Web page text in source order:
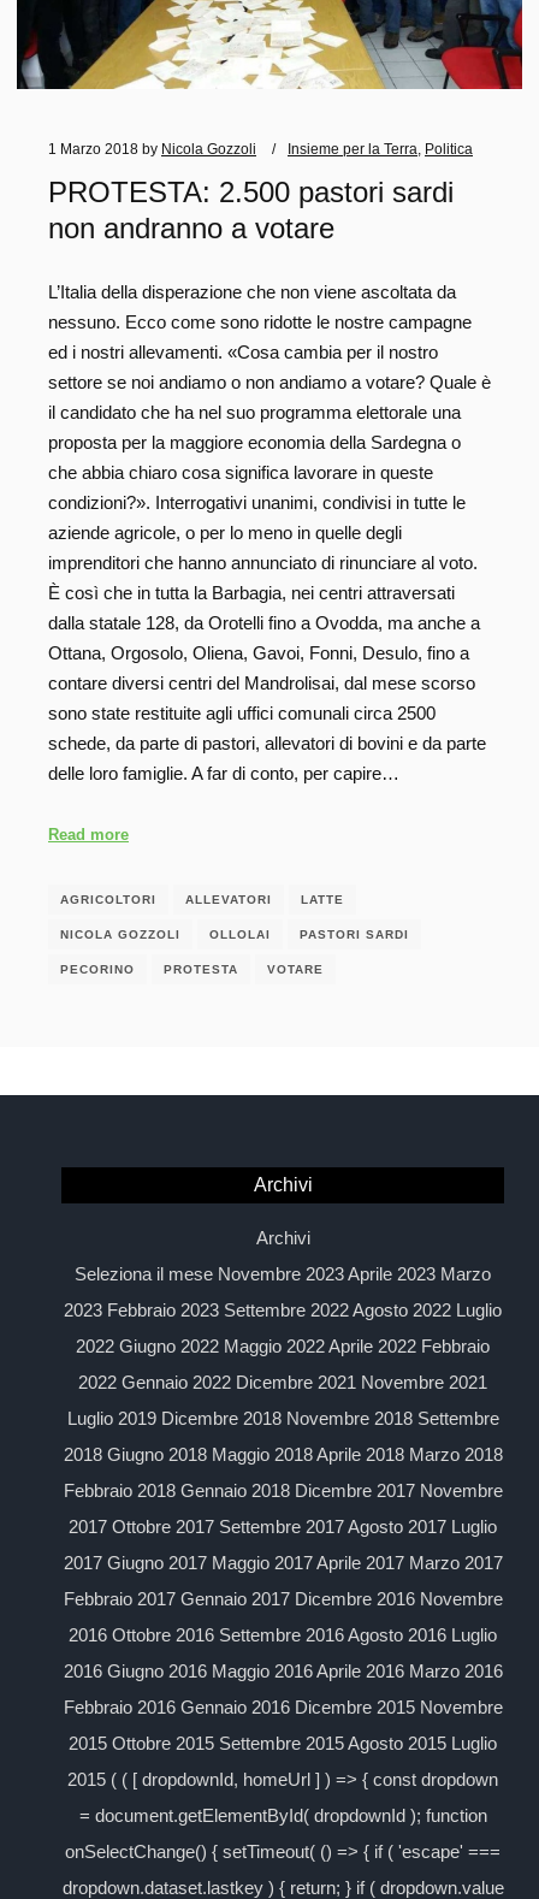
1 Marzo 2018 by Nicola Gozzoli Insieme per la Terra Politica
PROTESTA: 2.500 pastori sardi
non andranno a votare
L’Italia della disperazione che non viene ascoltata da
nessuno. Ecco come sono ridotte le nostre campagne
ed i nostri allevamenti. «Cosa cambia per il nostro
settore se noi andiamo o non andiamo a votare? Quale è
il candidato che ha nel suo programma elettorale una
proposta per la maggiore economia della Sardegna o
che abbia chiaro cosa significa lavorare in queste
condizioni?». Interrogativi unanimi, condivisi in tutte le
aziende agricole, o per lo meno in quelle degli
imprenditori che hanno annunciato di rinunciare al voto.
È così che in tutta la Barbagia, nei centri attraversati
dalla statale 128, da Orotelli fino a Ovodda, ma anche a
Ottana, Orgosolo, Oliena, Gavoi, Fonni, Desulo, fino a
contare diversi centri del Mandrolisai, dal mese scorso
sono state restituite agli uffici comunali circa 2500
schede, da parte di pastori, allevatori di bovini e da parte
delle loro famiglie. A far di conto, per capire…
Read more
AGRICOLTORI ALLEVATORI LATTE
NICOLA GOZZOLI OLLOLAI PASTORI SARDI
PECORINO PROTESTA VOTARE
Archivi
Archivi
Seleziona il mese Novembre 2023 Aprile 2023 Marzo
2023 Febbraio 2023 Settembre 2022 Agosto 2022 Luglio
2022 Giugno 2022 Maggio 2022 Aprile 2022 Febbraio
2022 Gennaio 2022 Dicembre 2021 Novembre 2021
Luglio 2019 Dicembre 2018 Novembre 2018 Settembre
2018 Giugno 2018 Maggio 2018 Aprile 2018 Marzo 2018
Febbraio 2018 Gennaio 2018 Dicembre 2017 Novembre
2017 Ottobre 2017 Settembre 2017 Agosto 2017 Luglio
2017 Giugno 2017 Maggio 2017 Aprile 2017 Marzo 2017
Febbraio 2017 Gennaio 2017 Dicembre 2016 Novembre
2016 Ottobre 2016 Settembre 2016 Agosto 2016 Luglio
2016 Giugno 2016 Maggio 2016 Aprile 2016 Marzo 2016
Febbraio 2016 Gennaio 2016 Dicembre 2015 Novembre
2015 Ottobre 2015 Settembre 2015 Agosto 2015 Luglio
2015 ( ( [ dropdownId, homeUrl ] ) => { const dropdown
= document.getElementById( dropdownId ); function
onSelectChange() { setTimeout( () => { if ( 'escape' ===
dropdown.dataset.lastkey ) { return; } if ( dropdown.value